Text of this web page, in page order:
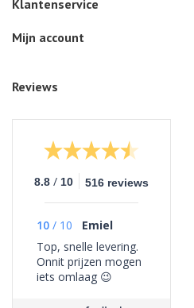
Klantenservice
Mijn account
Reviews
8.8 / 10 516 reviews
10 / 10
Emiel
Top, snelle levering.
Onnit prijzen mogen
iets omlaag 😉